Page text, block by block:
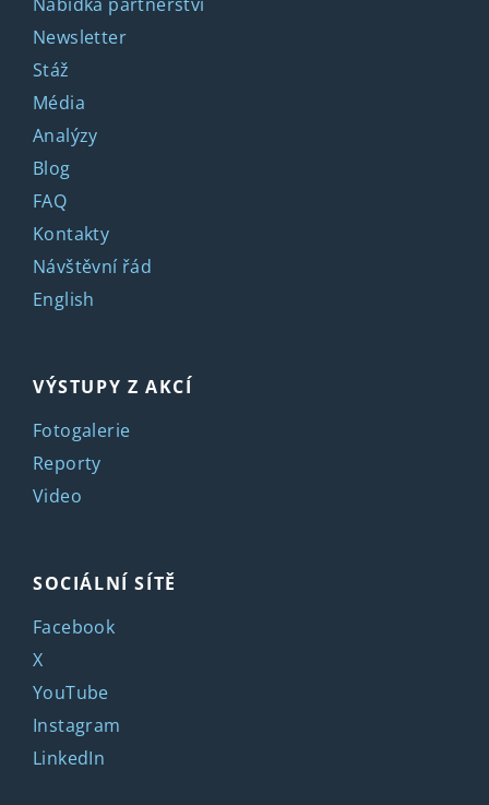
Newsletter
Stáž
Média
Analýzy
Blog
FAQ
Kontakty
Návštěvní řád
English
VÝSTUPY Z AKCÍ
Fotogalerie
Reporty
Video
SOCIÁLNÍ SÍTĚ
Facebook
X
YouTube
Instagram
LinkedIn